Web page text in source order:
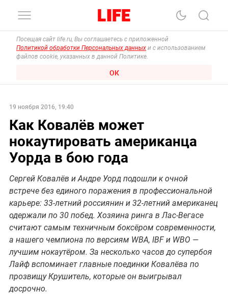
Посещая сайт life.ru, Вы соглашаетесь с приложенной
Политикой обработки Персональных данных и с использованием
файлов cookie, указанных в данной Политике.
ОК
19 ноября 2016, 19:40
Как Ковалёв может
нокаутировать американца
Уорда в бою года
Сергей Ковалёв и Андре Уорд подошли к очной
встрече без единого поражения в профессиональной
карьере: 33-летний россиянин и 32-летний американец
одержали по 30 побед. Хозяина ринга в Лас-Вегасе
считают самым техничным боксёром современности,
а нашего чемпиона по версиям WBA, IBF и WBO —
лучшим нокаутёром. За несколько часов до супербоя
Лайф вспоминает главные поединки Ковалёва по
прозвищу Крушитель, которые он выигрывал
досрочно.